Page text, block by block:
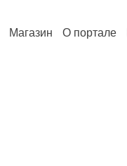
Магазин О портале